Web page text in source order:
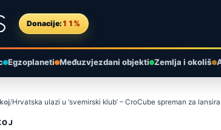
Donacije: 11%
Egzoplaneti Međuzvjezdani objekti Zemlja i okoliš
Hrvatska ulazi u ‘svemirski klub’ – CroCube spreman za